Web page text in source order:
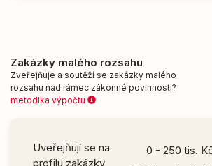
Zakázky malého rozsahu
Zveřejňuje a soutěží se zakázky malého
rozsahu nad rámec zákonné povinnosti?
metodika výpočtu
Uveřejňují se na
profilu zakázky
0 - 250 tis.